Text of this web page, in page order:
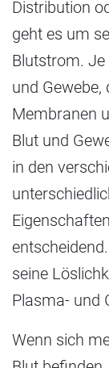
Distribution
geht es um
Blutstrom.
und Gewebe,
Membranen
Blut und
in den
seine
Plasma- und
Wenn sich